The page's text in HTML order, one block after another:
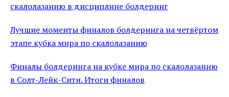
скалолазанию в дисциплине болдеринг
Лучшие моменты финалов болдеринга на четвёртом
этапе кубка мира по скалолазанию
Финалы болдеринга на кубке мира по скалолазанию
в Солт-Лейк-Сити. Итоги финалов